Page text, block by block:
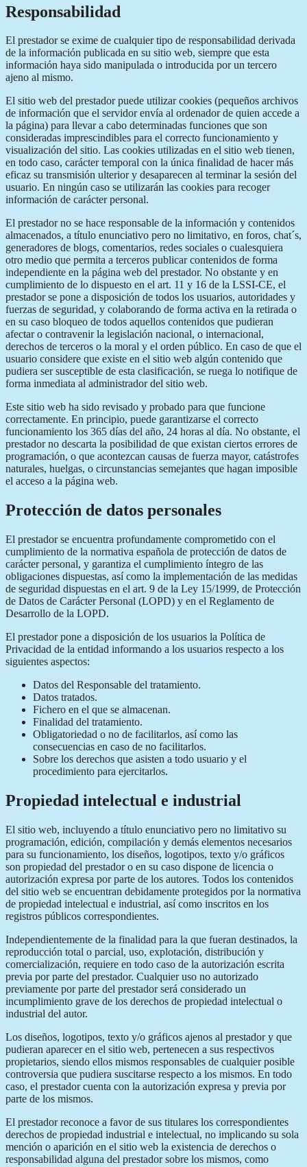
Responsabilidad
El prestador se exime de cualquier tipo de responsabilidad derivada
de la información publicada en su sitio web, siempre que esta
información haya sido manipulada o introducida por un tercero
ajeno al mismo.
El sitio web del prestador puede utilizar cookies (pequeños archivos
de información que el servidor envía al ordenador de quien accede a
la página) para llevar a cabo determinadas funciones que son
consideradas imprescindibles para el correcto funcionamiento y
visualización del sitio. Las cookies utilizadas en el sitio web tienen,
en todo caso, carácter temporal con la única finalidad de hacer más
eficaz su transmisión ulterior y desaparecen al terminar la sesión del
usuario. En ningún caso se utilizarán las cookies para recoger
información de carácter personal.
El prestador no se hace responsable de la información y contenidos
almacenados, a título enunciativo pero no limitativo, en foros, chat´s,
generadores de blogs, comentarios, redes sociales o cualesquiera
otro medio que permita a terceros publicar contenidos de forma
independiente en la página web del prestador. No obstante y en
cumplimiento de lo dispuesto en el art. 11 y 16 de la LSSI-CE, el
prestador se pone a disposición de todos los usuarios, autoridades y
fuerzas de seguridad, y colaborando de forma activa en la retirada o
en su caso bloqueo de todos aquellos contenidos que pudieran
afectar o contravenir la legislación nacional, o internacional,
derechos de terceros o la moral y el orden público. En caso de que el
usuario considere que existe en el sitio web algún contenido que
pudiera ser susceptible de esta clasificación, se ruega lo notifique de
forma inmediata al administrador del sitio web.
Este sitio web ha sido revisado y probado para que funcione
correctamente. En principio, puede garantizarse el correcto
funcionamiento los 365 días del año, 24 horas al día. No obstante, el
prestador no descarta la posibilidad de que existan ciertos errores de
programación, o que acontezcan causas de fuerza mayor, catástrofes
naturales, huelgas, o circunstancias semejantes que hagan imposible
el acceso a la página web.
Protección de datos personales
El prestador se encuentra profundamente comprometido con el
cumplimiento de la normativa española de protección de datos de
carácter personal, y garantiza el cumplimiento íntegro de las
obligaciones dispuestas, así como la implementación de las medidas
de seguridad dispuestas en el art. 9 de la Ley 15/1999, de Protección
de Datos de Carácter Personal (LOPD) y en el Reglamento de
Desarrollo de la LOPD.
El prestador pone a disposición de los usuarios la Política de
Privacidad de la entidad informando a los usuarios respecto a los
siguientes aspectos:
Datos del Responsable del tratamiento.
Datos tratados.
Fichero en el que se almacenan.
Finalidad del tratamiento.
Obligatoriedad o no de facilitarlos, así como las
consecuencias en caso de no facilitarlos.
Sobre los derechos que asisten a todo usuario y el
procedimiento para ejercitarlos.
Propiedad intelectual e industrial
El sitio web, incluyendo a título enunciativo pero no limitativo su
programación, edición, compilación y demás elementos necesarios
para su funcionamiento, los diseños, logotipos, texto y/o gráficos
son propiedad del prestador o en su caso dispone de licencia o
autorización expresa por parte de los autores. Todos los contenidos
del sitio web se encuentran debidamente protegidos por la normativa
de propiedad intelectual e industrial, así como inscritos en los
registros públicos correspondientes.
Independientemente de la finalidad para la que fueran destinados, la
reproducción total o parcial, uso, explotación, distribución y
comercialización, requiere en todo caso de la autorización escrita
previa por parte del prestador. Cualquier uso no autorizado
previamente por parte del prestador será considerado un
incumplimiento grave de los derechos de propiedad intelectual o
industrial del autor.
Los diseños, logotipos, texto y/o gráficos ajenos al prestador y que
pudieran aparecer en el sitio web, pertenecen a sus respectivos
propietarios, siendo ellos mismos responsables de cualquier posible
controversia que pudiera suscitarse respecto a los mismos. En todo
caso, el prestador cuenta con la autorización expresa y previa por
parte de los mismos.
El prestador reconoce a favor de sus titulares los correspondientes
derechos de propiedad industrial e intelectual, no implicando su sola
mención o aparición en el sitio web la existencia de derechos o
responsabilidad alguna del prestador sobre los mismos, como